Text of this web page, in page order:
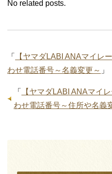
No related posts.
「
【ヤマダLABI ANAマイレ
わせ電話番号～名義変更～ 」
「
【ヤマダLABI ANAマイ
わせ電話番号～住所や名義